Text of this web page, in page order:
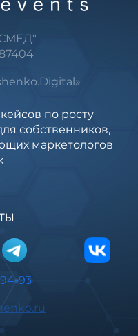
по росту
собственников,
маркетологов
93